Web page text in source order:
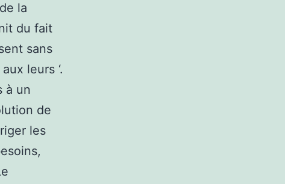
la
du fait
sans
leurs ‘.
à un
de
les